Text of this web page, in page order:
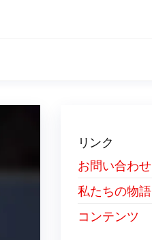
リンク
お問い合わせ
私たちの物語
コンテンツ